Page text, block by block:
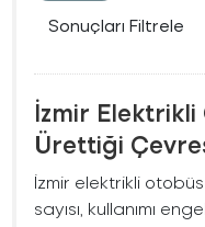
Sonuçları Filtrele
İzmir
Ürettiği
İzmir elektrikli
sayısı, kullanımı